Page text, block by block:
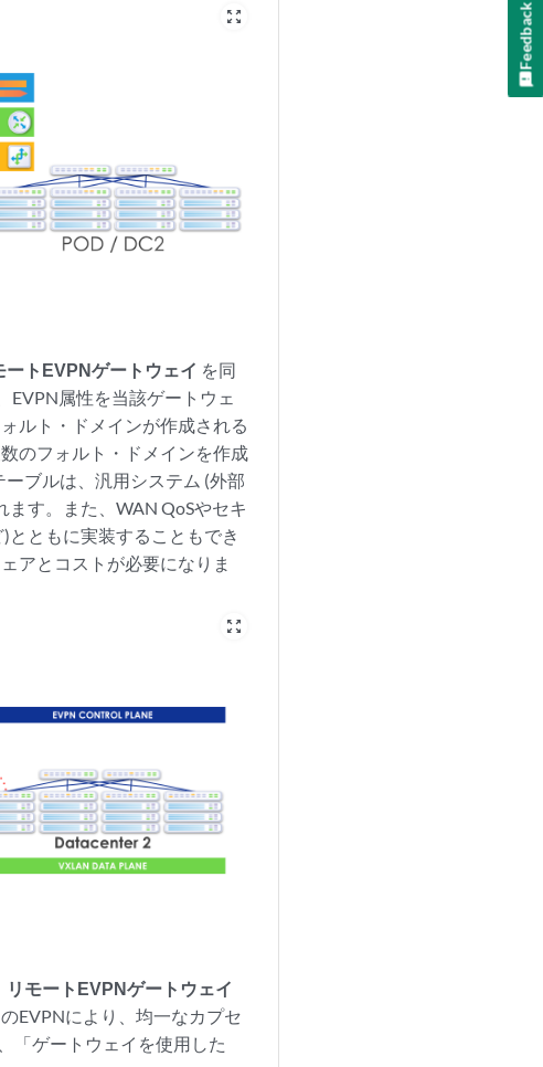
zoom_out_map
ートEVPNゲートウェイ を同
EVPN属性を当該ゲートウェ
ルト・ドメインが作成される
のフォルト・ドメインを作成
ブルは、汎用システム (外部
す。また、WAN QoSやセキ
とともに実装することもでき
アとコストが必要になりま
zoom_out_map
、リモートEVPNゲートウェイ
EVPNにより、均一なカプセ
「ゲートウェイを使用した
Feedback